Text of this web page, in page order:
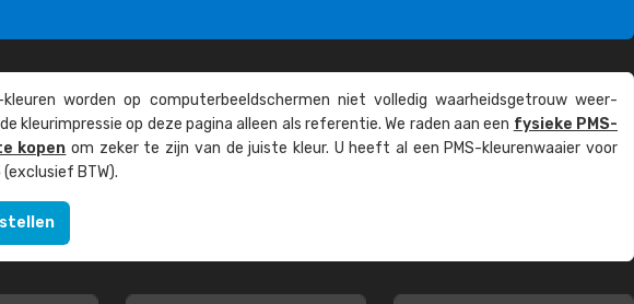
kleuren worden op computer­beeld­schermen niet volledig waarheids­­getrouw weer­
kleur­impressie op deze pagina alleen als referentie. We raden aan een fysieke PMS-
kopen om zeker te zijn van de juiste kleur. U heeft al een PMS-kleuren­waaier voor
(exclusief BTW).